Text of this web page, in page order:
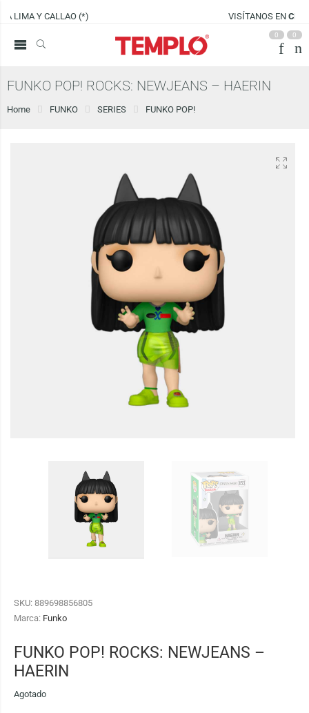
CENCO LIMA SUR
0 0
FUNKO POP! ROCKS: NEWJEANS – HAERIN
Home FUNKO SERIES FUNKO POP!
SKU: 889698856805
Marca: Funko
FUNKO POP! ROCKS: NEWJEANS –
HAERIN
Agotado